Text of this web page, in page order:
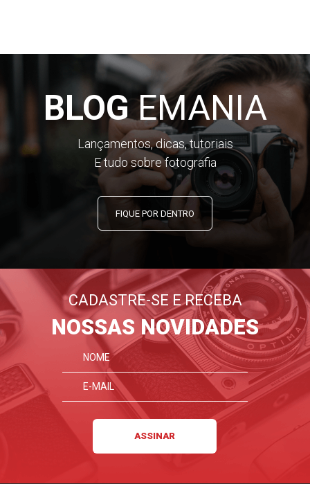
BLOGEMANIA
Lançamentos, dicas, tutoriais
E tudo sobre fotografia
FIQUE POR DENTRO
CADASTRE-SE E RECEBA
NOSSAS NOVIDADES